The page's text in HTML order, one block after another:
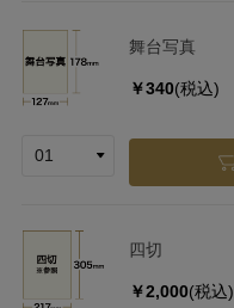
舞台写真
￥340(税込)
四切
￥2,000(税込)